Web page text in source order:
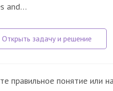
and…
правильное понятие или